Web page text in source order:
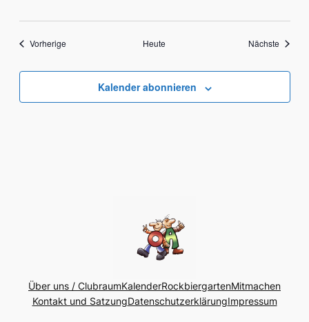
VorherigeVeranstaltungen Heute Nächste
Kalender abonnieren
Über uns / ClubraumKalenderRockbiergartenMitmachen
Kontakt und SatzungDatenschutzerklärungImpressum